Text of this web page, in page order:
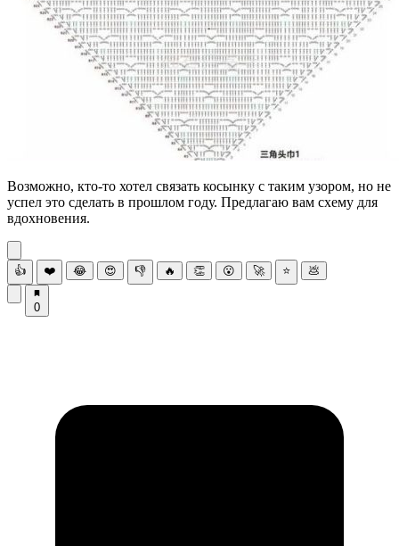
Возможно, кто-то хотел связать косынку с таким узором, но не
успел это сделать в прошлом году. Предлагаю вам схему для
вдохновения.
👍 ❤️ 😂 😍 👎 🔥 👏 😮 🚀 ⭐ 💩
0